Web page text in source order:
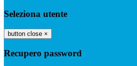
Seleziona utente
button close ×
Recupero password